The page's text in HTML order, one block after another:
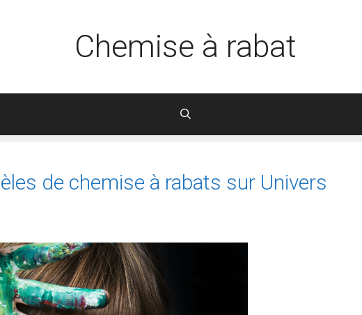
Chemise à rabat
de chemise à rabats sur Univers